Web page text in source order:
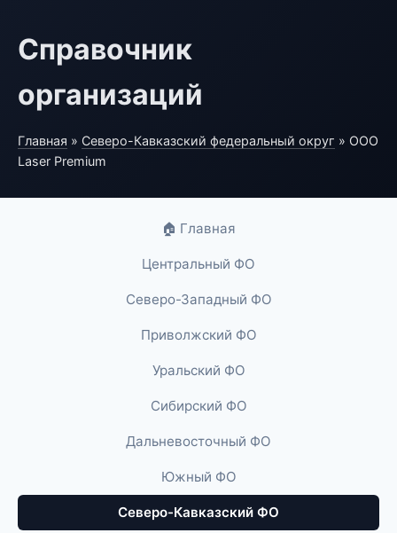
Справочник
организаций
Главная » Северо-Кавказский федеральный округ » ООО
Laser Premium
🏠 Главная
Центральный ФО
Северо-Западный ФО
Приволжский ФО
Уральский ФО
Сибирский ФО
Дальневосточный ФО
Южный ФО
Северо-Кавказский ФО